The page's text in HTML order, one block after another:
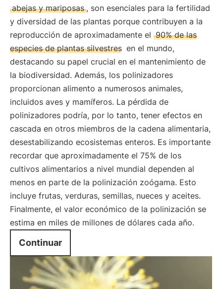
abejas y mariposas , son esenciales para la fertilidad
y diversidad de las plantas porque contribuyen a la
reproducción de aproximadamente el 90% de las
especies de plantas silvestres en el mundo,
destacando su papel crucial en el mantenimiento de
la biodiversidad. Además, los polinizadores
proporcionan alimento a numerosos animales,
incluidos aves y mamíferos. La pérdida de
polinizadores podría, por lo tanto, tener efectos en
cascada en otros miembros de la cadena alimentaria,
desestabilizando ecosistemas enteros. Es importante
recordar que aproximadamente el 75% de los
cultivos alimentarios a nivel mundial dependen al
menos en parte de la polinización zoógama. Esto
incluye frutas, verduras, semillas, nueces y aceites.
Finalmente, el valor económico de la polinización se
estima en miles de millones de dólares cada año.
Continuar